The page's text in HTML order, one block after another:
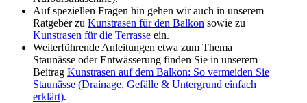
Auf speziellen Fragen hin gehen wir auch in unserem
Ratgeber zu Kunstrasen für den Balkon sowie zu
Kunstrasen für die Terrasse ein.
Weiterführende Anleitungen etwa zum Thema
Staunässe oder Entwässerung finden Sie in unserem
Beitrag Kunstrasen auf dem Balkon: So vermeiden Sie
Staunässe (Drainage, Gefälle & Untergrund einfach
erklärt).